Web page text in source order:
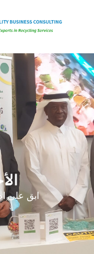
ابق على